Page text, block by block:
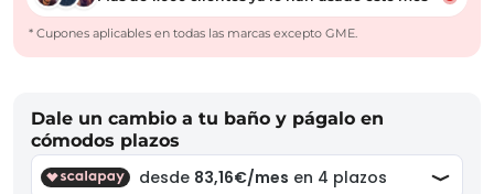
* Cupones aplicables en todas las marcas excepto GME.
Dale un cambio a tu baño y págalo en
cómodos plazos